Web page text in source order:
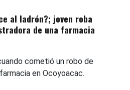
al ladrón?; joven roba
de una farmacia
cometió un robo de
en Ocoyoacac.